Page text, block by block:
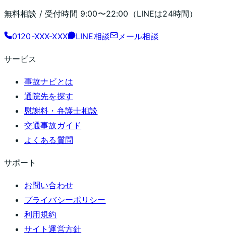
無料相談 / 受付時間 9:00〜22:00 （LINEは24時間）
0120-XXX-XXX LINE相談 メール相談
サービス
事故ナビとは
通院先を探す
慰謝料・弁護士相談
交通事故ガイド
よくある質問
サポート
お問い合わせ
プライバシーポリシー
利用規約
サイト運営方針